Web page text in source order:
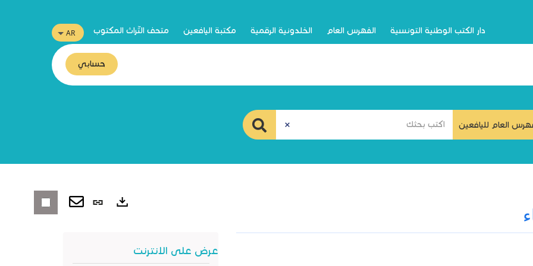
دار الكتب الوطنية التونسية الفهرس العام الخلدونية الرقمية مكتبة اليافعين متحف التّراث المكتوب
حسابي
العام لليافعين
رابط
عرض على الانترنت